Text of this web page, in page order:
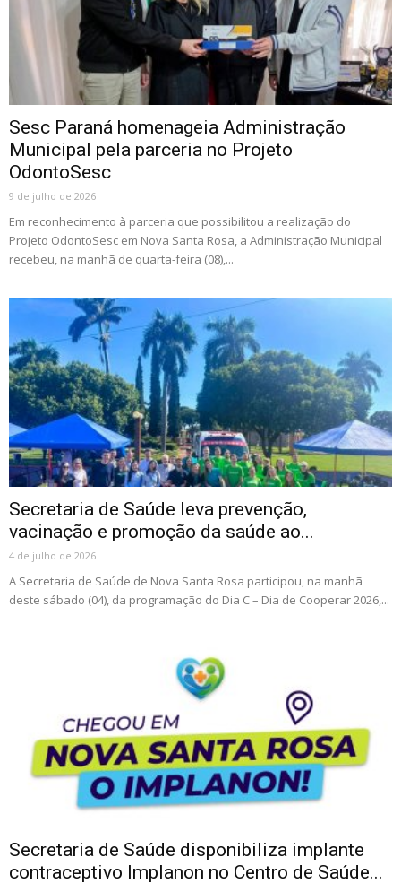
Sesc Paraná homenageia Administração
Municipal pela parceria no Projeto
OdontoSesc
9 de julho de 2026
Em reconhecimento à parceria que possibilitou a realização do
Projeto OdontoSesc em Nova Santa Rosa, a Administração Municipal
recebeu, na manhã de quarta-feira (08),...
Secretaria de Saúde leva prevenção,
vacinação e promoção da saúde ao...
4 de julho de 2026
A Secretaria de Saúde de Nova Santa Rosa participou, na manhã
deste sábado (04), da programação do Dia C – Dia de Cooperar 2026,...
Secretaria de Saúde disponibiliza implante
contraceptivo Implanon no Centro de Saúde...